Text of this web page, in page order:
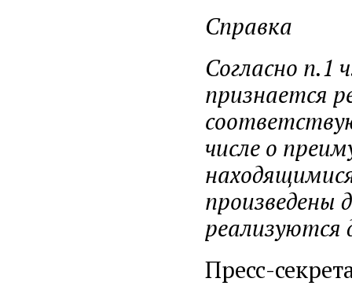
Справка
Согласно п.1
признается
числе о
произведены
реализуются
Пресс-